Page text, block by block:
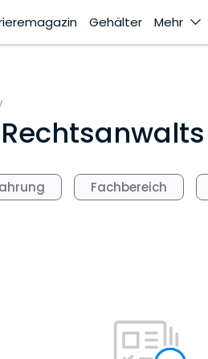
Gehälter Mehr
Fachbereich